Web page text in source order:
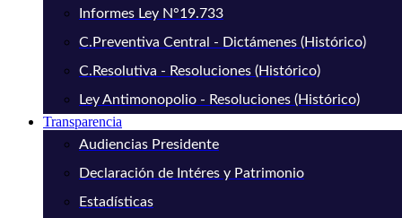
Informes Ley N°19.733
C.Preventiva Central - Dictámenes (Histórico)
C.Resolutiva - Resoluciones (Histórico)
Ley Antimonopolio - Resoluciones (Histórico)
Transparencia
Audiencias Presidente
Declaración de Intéres y Patrimonio
Estadísticas